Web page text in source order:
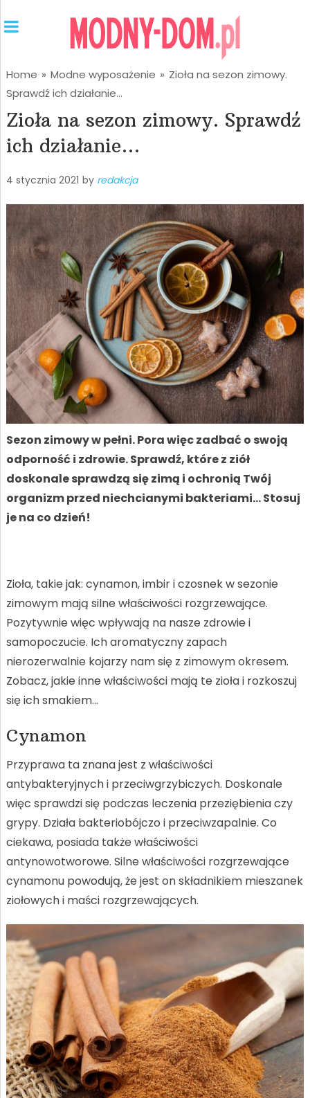
Home » Modne wyposażenie » Zioła na sezon zimowy.
Sprawdź ich działanie…
Zioła na sezon zimowy. Sprawdź
ich działanie…
4 stycznia 2021 by redakcja
Sezon zimowy w pełni. Pora więc zadbać o swoją
odporność i zdrowie. Sprawdź, które z ziół
doskonale sprawdzą się zimą i ochronią Twój
organizm przed niechcianymi bakteriami… Stosuj
je na co dzień!
Zioła, takie jak: cynamon, imbir i czosnek w sezonie
zimowym mają silne właściwości rozgrzewające.
Pozytywnie więc wpływają na nasze zdrowie i
samopoczucie. Ich aromatyczny zapach
nierozerwalnie kojarzy nam się z zimowym okresem.
Zobacz, jakie inne właściwości mają te zioła i rozkoszuj
się ich smakiem…
Cynamon
Przyprawa ta znana jest z właściwości
antybakteryjnych i przeciwgrzybiczych. Doskonale
więc sprawdzi się podczas leczenia przeziębienia czy
grypy. Działa bakteriobójczo i przeciwzapalnie. Co
ciekawa, posiada także właściwości
antynowotworowe. Silne właściwości rozgrzewające
cynamonu powodują, że jest on składnikiem mieszanek
ziołowych i maści rozgrzewających.